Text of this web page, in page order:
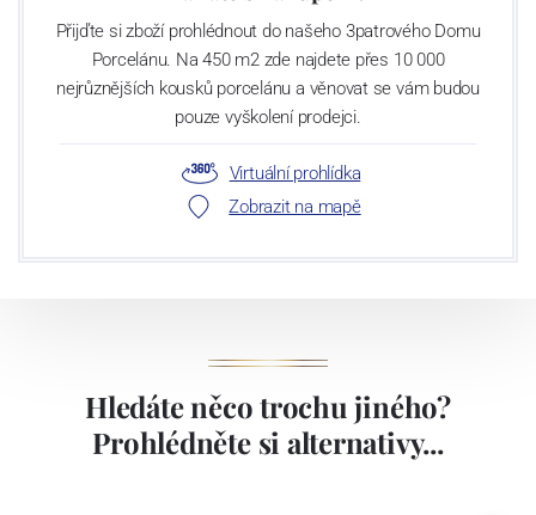
Přijďte si zboží prohlédnout do našeho 3patrového Domu
Porcelánu. Na 450 m2 zde najdete přes 10 000
nejrůznějších kousků porcelánu a věnovat se vám budou
pouze vyškolení prodejci.
Virtuální prohlídka
Zobrazit na mapě
Hledáte něco trochu jiného?
Prohlédněte si alternativy...